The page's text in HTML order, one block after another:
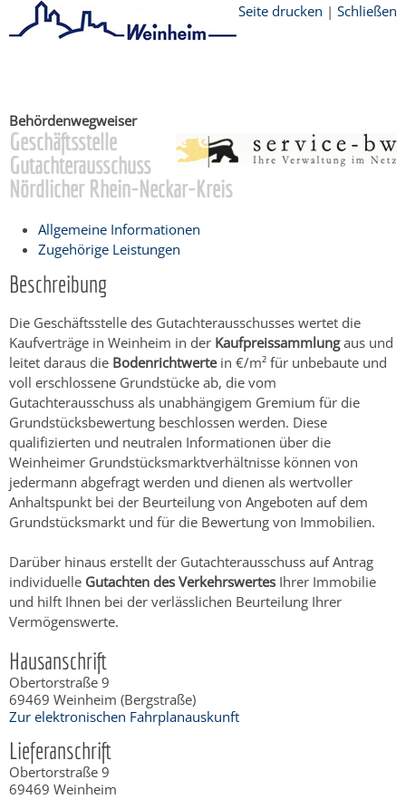
Seite drucken | Schließen
Behördenwegweiser
Geschäftsstelle
Gutachterausschuss
Nördlicher Rhein-Neckar-Kreis
Allgemeine Informationen
Zugehörige Leistungen
Beschreibung
Die Geschäftsstelle des Gutachterausschusses wertet die
Kaufverträge in Weinheim in der Kaufpreissammlungaus und
leitet daraus die Bodenrichtwertein €/m² für unbebaute und
voll erschlossene Grundstücke ab, die vom
Gutachterausschuss als unabhängigem Gremium für die
Grundstücksbewertung beschlossen werden. Diese
qualifizierten und neutralen Informationen über die
Weinheimer Grundstücksmarktverhältnisse können von
jedermann abgefragt werden und dienen als wertvoller
Anhaltspunkt bei der Beurteilung von Angeboten auf dem
Grundstücksmarkt und für die Bewertung von Immobilien.
Darüber hinaus erstellt der Gutachterausschuss auf Antrag
individuelle Gutachten des Verkehrswertes Ihrer Immobilie
und hilft Ihnen bei der verlässlichen Beurteilung Ihrer
Vermögenswerte.
Hausanschrift
Obertorstraße 9
69469 Weinheim (Bergstraße)
Zur elektronischen Fahrplanauskunft
Lieferanschrift
Obertorstraße 9
69469 Weinheim